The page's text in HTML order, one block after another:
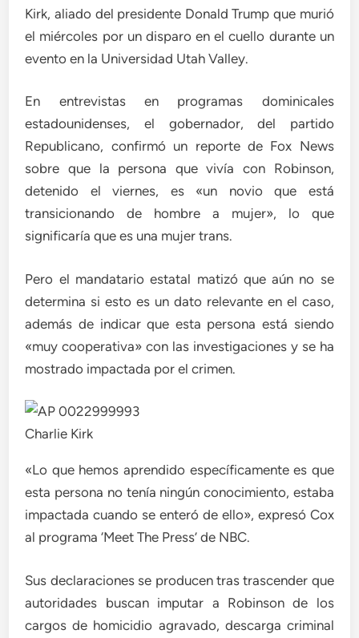
Kirk, aliado del presidente Donald Trump que murió
el miércoles por un disparo en el cuello durante un
evento en la Universidad Utah Valley.
En entrevistas en programas dominicales
estadounidenses, el gobernador, del partido
Republicano, confirmó un reporte de Fox News
sobre que la persona que vivía con Robinson,
detenido el viernes, es «un novio que está
transicionando de hombre a mujer», lo que
significaría que es una mujer trans.
Pero el mandatario estatal matizó que aún no se
determina si esto es un dato relevante en el caso,
además de indicar que esta persona está siendo
«muy cooperativa» con las investigaciones y se ha
mostrado impactada por el crimen.
Charlie Kirk
«Lo que hemos aprendido específicamente es que
esta persona no tenía ningún conocimiento, estaba
impactada cuando se enteró de ello», expresó Cox
al programa ‘Meet The Press’ de NBC.
Sus declaraciones se producen tras trascender que
autoridades buscan imputar a Robinson de los
cargos de homicidio agravado, descarga criminal